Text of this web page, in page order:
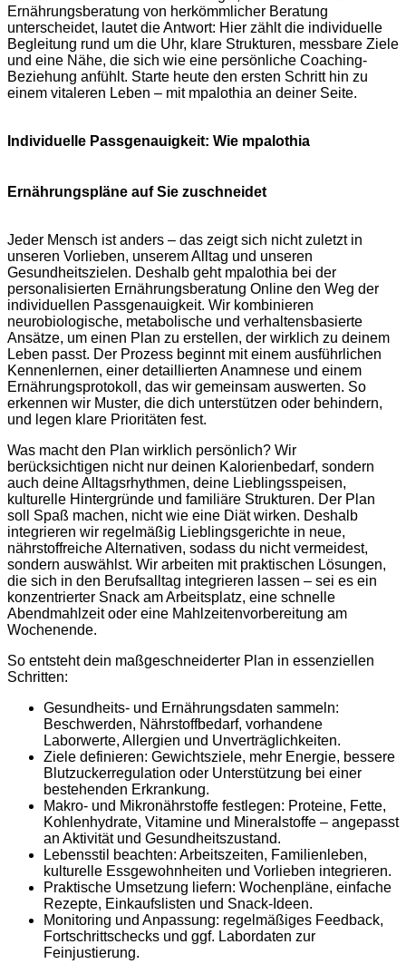
Ernährungsberatung von herkömmlicher Beratung
unterscheidet, lautet die Antwort: Hier zählt die individuelle
Begleitung rund um die Uhr, klare Strukturen, messbare Ziele
und eine Nähe, die sich wie eine persönliche Coaching-
Beziehung anfühlt. Starte heute den ersten Schritt hin zu
einem vitaleren Leben – mit mpalothia an deiner Seite.
Individuelle Passgenauigkeit: Wie mpalothia
Ernährungspläne auf Sie zuschneidet
Jeder Mensch ist anders – das zeigt sich nicht zuletzt in
unseren Vorlieben, unserem Alltag und unseren
Gesundheitszielen. Deshalb geht mpalothia bei der
personalisierten Ernährungsberatung Online den Weg der
individuellen Passgenauigkeit. Wir kombinieren
neurobiologische, metabolische und verhaltensbasierte
Ansätze, um einen Plan zu erstellen, der wirklich zu deinem
Leben passt. Der Prozess beginnt mit einem ausführlichen
Kennenlernen, einer detaillierten Anamnese und einem
Ernährungsprotokoll, das wir gemeinsam auswerten. So
erkennen wir Muster, die dich unterstützen oder behindern,
und legen klare Prioritäten fest.
Was macht den Plan wirklich persönlich? Wir
berücksichtigen nicht nur deinen Kalorienbedarf, sondern
auch deine Alltagsrhythmen, deine Lieblingsspeisen,
kulturelle Hintergründe und familiäre Strukturen. Der Plan
soll Spaß machen, nicht wie eine Diät wirken. Deshalb
integrieren wir regelmäßig Lieblingsgerichte in neue,
nährstoffreiche Alternativen, sodass du nicht vermeidest,
sondern auswählst. Wir arbeiten mit praktischen Lösungen,
die sich in den Berufsalltag integrieren lassen – sei es ein
konzentrierter Snack am Arbeitsplatz, eine schnelle
Abendmahlzeit oder eine Mahlzeitenvorbereitung am
Wochenende.
So entsteht dein maßgeschneiderter Plan in essenziellen
Schritten:
Gesundheits- und Ernährungsdaten sammeln:
Beschwerden, Nährstoffbedarf, vorhandene
Laborwerte, Allergien und Unverträglichkeiten.
Ziele definieren: Gewichtsziele, mehr Energie, bessere
Blutzuckerregulation oder Unterstützung bei einer
bestehenden Erkrankung.
Makro- und Mikronährstoffe festlegen: Proteine, Fette,
Kohlenhydrate, Vitamine und Mineralstoffe – angepasst
an Aktivität und Gesundheitszustand.
Lebensstil beachten: Arbeitszeiten, Familienleben,
kulturelle Essgewohnheiten und Vorlieben integrieren.
Praktische Umsetzung liefern: Wochenpläne, einfache
Rezepte, Einkaufslisten und Snack-Ideen.
Monitoring und Anpassung: regelmäßiges Feedback,
Fortschrittschecks und ggf. Labordaten zur
Feinjustierung.